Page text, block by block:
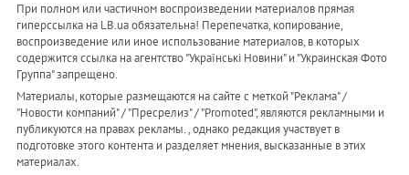
При полном или частичном воспроизведении материалов прямая
гиперссылка на LB.ua обязательна! Перепечатка, копирование,
воспроизведение или иное использование материалов, в которых
содержится ссылка на агентство "Українськi Новини" и "Украинская Фото
Группа" запрещено.
Материалы, которые размещаются на сайте с меткой "Реклама" /
"Новости компаний" / "Пресрелиз" / "Promoted", являются рекламными и
публикуются на правах рекламы. , однако редакция участвует в
подготовке этого контента и разделяет мнения, высказанные в этих
материалах.